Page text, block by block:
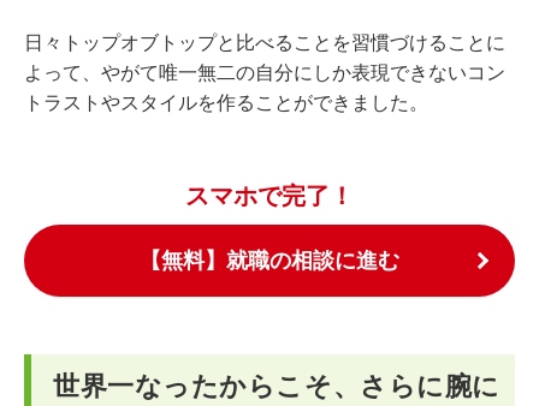
日々トップオブトップと比べることを習慣づけることに
よって、やがて唯一無二の自分にしか表現できないコン
トラストやスタイルを作ることができました。
スマホで完了！
【無料】就職の相談に進む
世界一なったからこそ、さらに腕に